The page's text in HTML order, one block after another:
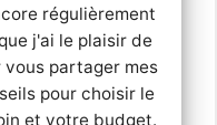
régulièrement
j'ai le plaisir de
partager mes
pour choisir le
et votre budget.